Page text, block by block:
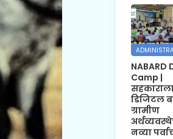
NABARD
Camp |
डिजिटल
ग्रामीण
नव्या